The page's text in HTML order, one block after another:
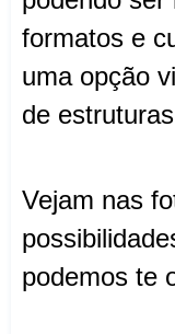
formatos e
uma opção
de
Vejam nas
podemos te